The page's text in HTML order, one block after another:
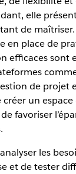
elle
de
en place de
efficaces sont
de projet
un
favoriser
les
et de tester